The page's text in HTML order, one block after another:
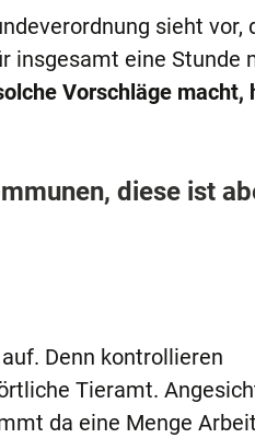
sieht vor,
insgesamt eine Stunde
Vorschläge
diese ist
Denn kontrollieren
Tieramt.
da eine Menge